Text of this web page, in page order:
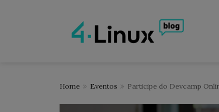
Home Eventos Participe do Devcamp